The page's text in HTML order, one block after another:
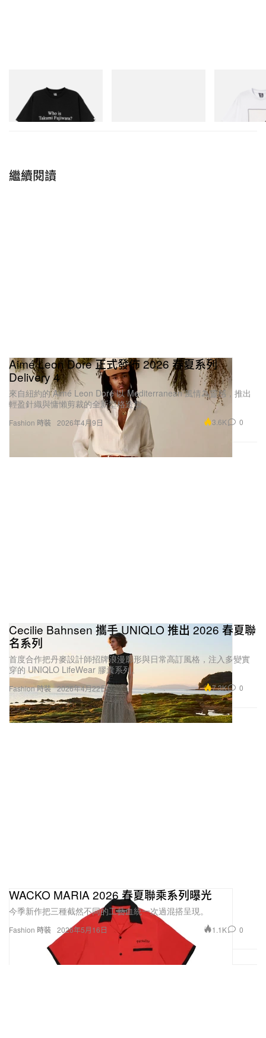
Billionaire Boys Club X Initial
D Cotton T-Shirt 3
立即購入
Billionaire
D Cotton T-
繼續閱讀
Fashion 時裝
Aimé Leon Dore 正式發佈 2026 春夏系列
Delivery 4
來自紐約的 Aimé Leon Dore 以 Mediterranean 風情為靈感，推出
輕盈針織與慵懶剪裁的全新型格造型。
2026年4月9日 3.6K 0
Fashion 時裝
Cecilie Bahnsen 攜手 UNIQLO 推出 2026 春夏聯
名系列
首度合作把丹麥設計師招牌浪漫廓形與日常高訂風格，注入多變實
穿的 UNIQLO LifeWear 膠囊系列。
2026年4月22日 7.3K 0
Fashion 時裝
WACKO MARIA 2026 春夏聯乘系列曝光
今季新作把三種截然不同的工藝血統一次過混搭呈現。
2026年5月16日 1.1K 0